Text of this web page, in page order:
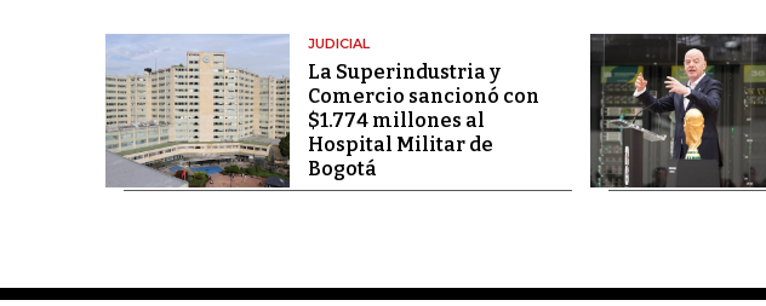
JUDICIAL
La Superindustria y
Comercio sancionó con
$1.774 millones al
Hospital Militar de
Bogotá